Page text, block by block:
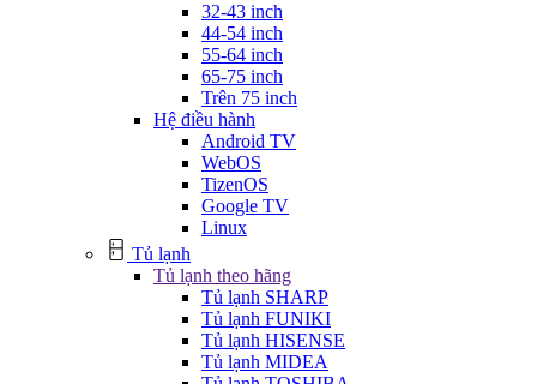
32-43 inch
44-54 inch
55-64 inch
65-75 inch
Trên 75 inch
Hệ điều hành
Android TV
WebOS
TizenOS
Google TV
Linux
Tủ lạnh
Tủ lạnh theo hãng
Tủ lạnh SHARP
Tủ lạnh FUNIKI
Tủ lạnh HISENSE
Tủ lạnh MIDEA